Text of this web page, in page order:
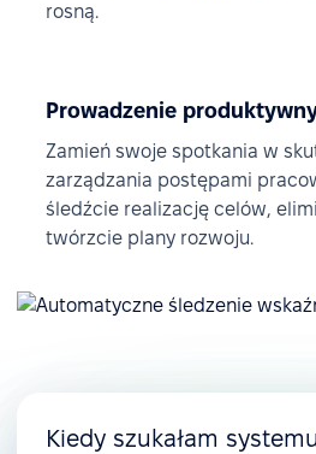
rosną.
Prowadzenie
Zamień swoje spotkania w
zarządzania postępami
śledźcie realizację celów,
twórzcie plany rozwoju.
Kiedy szukałam